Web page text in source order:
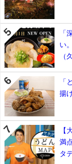
「
い
（
「
揚
【
満
タ